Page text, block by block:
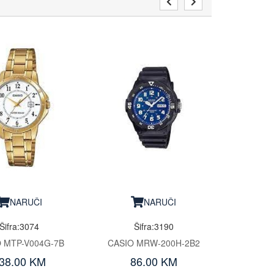
NARUČI
Šifra:3074
MTP-V004G-7B
KM
NARUČI
Šifra:3190
CASIO MRW-200H-2B2
86.00 KM